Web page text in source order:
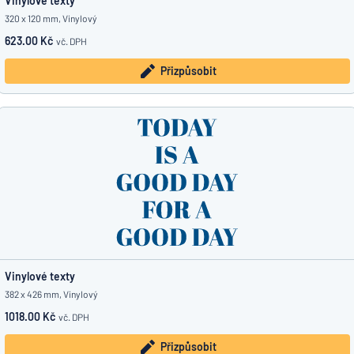
320 x 120 mm, Vinylový
623.00 Kč vč. DPH
Přizpůsobit
Vinylové texty
382 x 426 mm, Vinylový
1018.00 Kč vč. DPH
Přizpůsobit